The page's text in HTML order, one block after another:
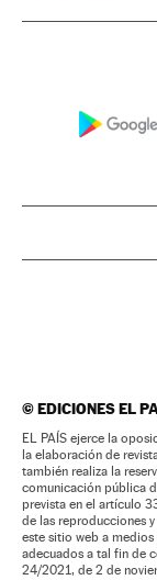
©EDICIONES EL
EL PAÍS ejerce la
la elaboración de
también realiza la
comunicación pública
prevista en el artículo
de las reproducciones
este sitio web a
adecuados a tal fin de
24/2021, de 2 de